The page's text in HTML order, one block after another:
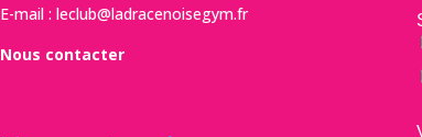
E-mail : leclub@ladracenoisegym.fr
Nous contacter